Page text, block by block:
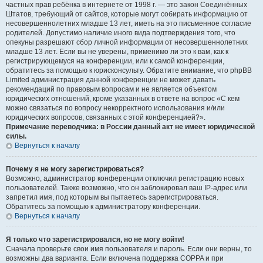
частных прав ребёнка в интернете от 1998 г. — это закон Соединённых
Штатов, требующий от сайтов, которые могут собирать информацию от
несовершеннолетних младше 13 лет, иметь на это письменное согласие
родителей. Допустимо наличие иного вида подтверждения того, что
опекуны разрешают сбор личной информации от несовершеннолетних
младше 13 лет. Если вы не уверены, применимо ли это к вам, как к
регистрирующемуся на конференции, или к самой конференции,
обратитесь за помощью к юрисконсульту. Обратите внимание, что phpBB
Limited администрация данной конференции не может давать
рекомендаций по правовым вопросам и не является объектом
юридических отношений, кроме указанных в ответе на вопрос «С кем
можно связаться по вопросу некорректного использования и/или
юридических вопросов, связанных с этой конференцией?».
Примечание переводчика: в России данный акт не имеет юридической
силы.
Вернуться к началу
Почему я не могу зарегистрироваться?
Возможно, администратор конференции отключил регистрацию новых
пользователей. Также возможно, что он заблокировал ваш IP-адрес или
запретил имя, под которым вы пытаетесь зарегистрироваться.
Обратитесь за помощью к администратору конференции.
Вернуться к началу
Я только что зарегистрировался, но не могу войти!
Сначала проверьте свои имя пользователя и пароль. Если они верны, то
возможны два варианта. Если включена поддержка COPPA и при